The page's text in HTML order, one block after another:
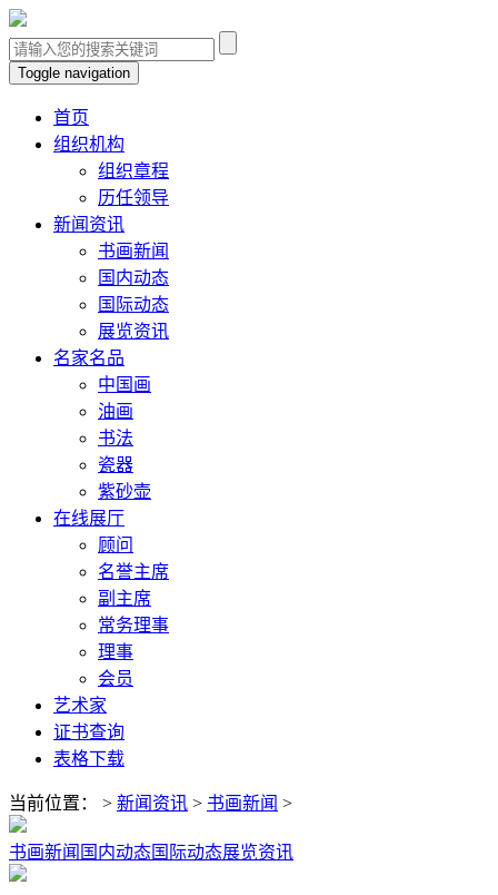
Toggle navigation
首页
组织机构
组织章程
历任领导
新闻资讯
书画新闻
国内动态
国际动态
展览资讯
名家名品
中国画
油画
书法
瓷器
紫砂壶
在线展厅
顾问
名誉主席
副主席
常务理事
理事
会员
艺术家
证书查询
表格下载
当前位置： > 新闻资讯 > 书画新闻 >
书画新闻 国内动态国际动态展览资讯